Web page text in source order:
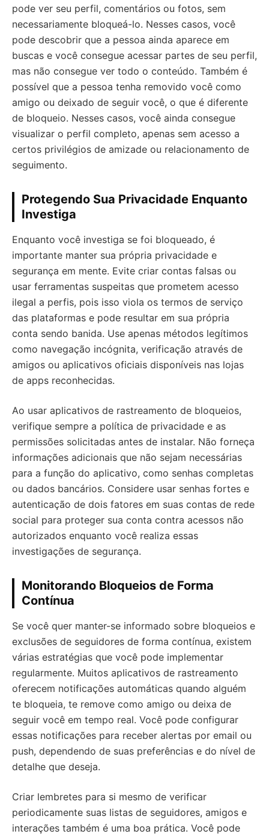
pode ver seu perfil, comentários ou fotos, sem
necessariamente bloqueá-lo. Nesses casos, você
pode descobrir que a pessoa ainda aparece em
buscas e você consegue acessar partes de seu perfil,
mas não consegue ver todo o conteúdo. Também é
possível que a pessoa tenha removido você como
amigo ou deixado de seguir você, o que é diferente
de bloqueio. Nesses casos, você ainda consegue
visualizar o perfil completo, apenas sem acesso a
certos privilégios de amizade ou relacionamento de
seguimento.
Protegendo Sua Privacidade Enquanto
Investiga
Enquanto você investiga se foi bloqueado, é
importante manter sua própria privacidade e
segurança em mente. Evite criar contas falsas ou
usar ferramentas suspeitas que prometem acesso
ilegal a perfis, pois isso viola os termos de serviço
das plataformas e pode resultar em sua própria
conta sendo banida. Use apenas métodos legítimos
como navegação incógnita, verificação através de
amigos ou aplicativos oficiais disponíveis nas lojas
de apps reconhecidas.
Ao usar aplicativos de rastreamento de bloqueios,
verifique sempre a política de privacidade e as
permissões solicitadas antes de instalar. Não forneça
informações adicionais que não sejam necessárias
para a função do aplicativo, como senhas completas
ou dados bancários. Considere usar senhas fortes e
autenticação de dois fatores em suas contas de rede
social para proteger sua conta contra acessos não
autorizados enquanto você realiza essas
investigações de segurança.
Monitorando Bloqueios de Forma
Contínua
Se você quer manter-se informado sobre bloqueios e
exclusões de seguidores de forma contínua, existem
várias estratégias que você pode implementar
regularmente. Muitos aplicativos de rastreamento
oferecem notificações automáticas quando alguém
te bloqueia, te remove como amigo ou deixa de
seguir você em tempo real. Você pode configurar
essas notificações para receber alertas por email ou
push, dependendo de suas preferências e do nível de
detalhe que deseja.
Criar lembretes para si mesmo de verificar
periodicamente suas listas de seguidores, amigos e
interações também é uma boa prática. Você pode